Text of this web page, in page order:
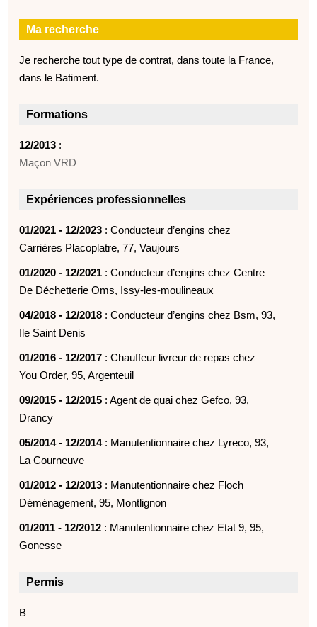
Ma recherche
Je recherche tout type de contrat, dans toute la France,
dans le Batiment.
Formations
12/2013 :
Maçon VRD
Expériences professionnelles
01/2021 - 12/2023 : Conducteur d’engins chez
Carrières Placoplatre, 77, Vaujours
01/2020 - 12/2021 : Conducteur d’engins chez Centre
De Déchetterie Oms, Issy-les-moulineaux
04/2018 - 12/2018 : Conducteur d’engins chez Bsm, 93,
Ile Saint Denis
01/2016 - 12/2017 : Chauffeur livreur de repas chez
You Order, 95, Argenteuil
09/2015 - 12/2015 : Agent de quai chez Gefco, 93,
Drancy
05/2014 - 12/2014: Manutentionnaire chez Lyreco, 93,
La Courneuve
01/2012 - 12/2013 : Manutentionnaire chez Floch
Déménagement, 95, Montlignon
01/2011 - 12/2012 : Manutentionnaire chez Etat 9, 95,
Gonesse
Permis
B